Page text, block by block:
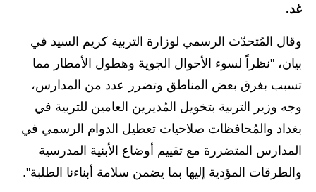
الاخبار الرياضية
المدارس
اخبار وقرارات وزارة التربية
نتائج الامتحانات
غد.
وقال المُتحدّث الرسمي لوزارة التربية كريم السيد في
بيان، "نظراً لسوء الأحوال الجوية وهطول الأمطار مما
تسبب بغرق بعض المناطق وتضرر عدد من المدارس،
وجه وزير التربية بتخويل المُديرين العامين للتربية في
بغداد والمُحافظات صلاحيات تعطيل الدوام الرسمي في
المدارس المتضررة مع تقييم أوضاع الأبنية المدرسية
والطرقات المؤدية إليها بما يضمن سلامة أبناءنا الطلبة".